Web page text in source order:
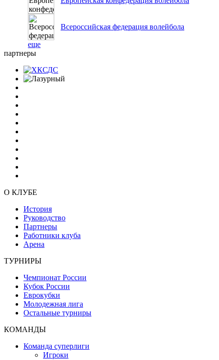
Всероссийская федерация волейбола
еще
партнеры
О КЛУБЕ
История
Руководство
Партнеры
Работники клуба
Арена
ТУРНИРЫ
Чемпионат России
Кубок России
Еврокубки
Молодежная лига
Остальные турниры
КОМАНДЫ
Команда суперлиги
Игроки